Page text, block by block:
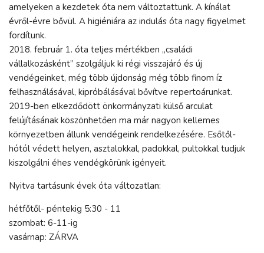
amelyeken a kezdetek óta nem változtattunk. A kínálat
évről-évre bővül. A higiéniára az indulás óta nagy figyelmet
fordítunk.
2018. február 1. óta teljes mértékben „családi
vállalkozásként” szolgáljuk ki régi visszajáró és új
vendégeinket, még több újdonság még több finom íz
felhasználásával, kipróbálásával bővítve repertoárunkat.
2019-ben elkezdődött önkormányzati külső arculat
felújításának köszönhetően ma már nagyon kellemes
környezetben állunk vendégeink rendelkezésére. Esőtől-
hótól védett helyen, asztalokkal, padokkal, pultokkal tudjuk
kiszolgálni éhes vendégkörünk igényeit.
Nyitva tartásunk évek óta változatlan:
hétfőtől- péntekig 5:30 - 11
szombat: 6-11-ig
vasárnap: ZÁRVA